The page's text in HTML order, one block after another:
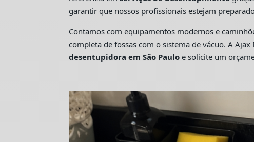
garantir que nossos profissionais estejam
Contamos com equipamentos modernos e
completa de fossas com o sistema de vácuo. A
desentupidora em São Paulo e solicite um